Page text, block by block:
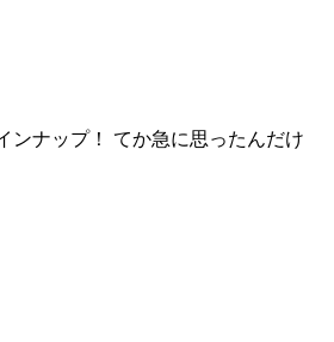
ンナップ！ てか急に思ったんだけ